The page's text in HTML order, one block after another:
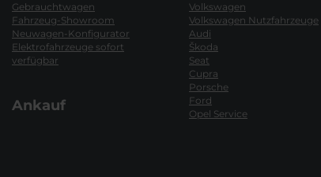
Gebrauchtwagen
Fahrzeug-Showroom
Neuwagen-Konfigurator
Elektrofahrzeuge sofort
verfügbar
Ankauf
Volkswagen
Volkswagen Nutzfahrzeuge
Audi
Škoda
Seat
Cupra
Porsche
Ford
Opel Service